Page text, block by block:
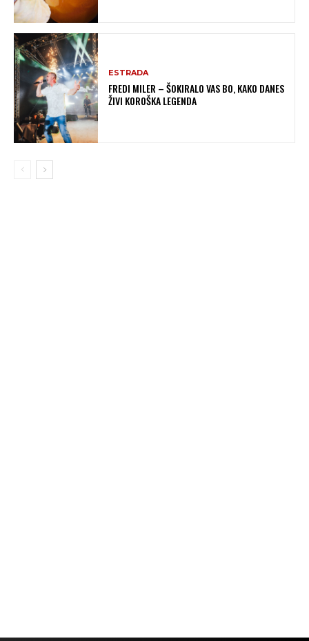
ESTRADA
FREDI MILER – ŠOKIRALO VAS BO, KAKO DANES
ŽIVI KOROŠKA LEGENDA